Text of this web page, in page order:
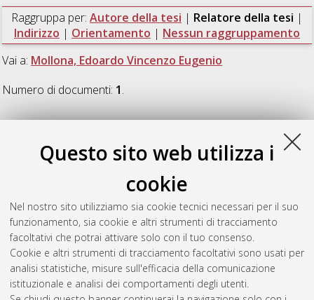
Questo sito web utilizza i
cookie
Nel nostro sito utilizziamo sia cookie tecnici necessari per il suo
funzionamento, sia cookie e altri strumenti di tracciamento
facoltativi che potrai attivare solo con il tuo consenso.
Cookie e altri strumenti di tracciamento facoltativi sono usati per
analisi statistiche, misure sull'efficacia della comunicazione
istituzionale e analisi dei comportamenti degli utenti.
Raggruppa per: Autore della tesi | Relatore della tesi |
Indirizzo | Orientamento | Nessun raggruppamento
Vai a: Mollona, Edoardo Vincenzo Eugenio
Numero di documenti: 1.
Eugenio
sociali: Analisi automatica del testo applicata al dibattito sulle
politiche europee di coesione.[Laurea], Università di Bologna,
Corso di Studio inScienze di internet [L-DM509], Documento
full-text non disponibile
Questa lista e' stata generata ilFri Aug 7 20:34:00 2026 CEST